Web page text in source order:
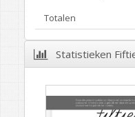
Totalen
Statistieken